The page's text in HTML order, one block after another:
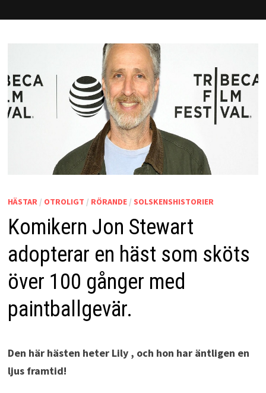
HÄSTAR/ OTROLIGT / RÖRANDE/ SOLSKENSHISTORIER
Komikern Jon Stewart
adopterar en häst som sköts
över 100 gånger med
paintballgevär.
Den här hästen heter Lily , och hon har äntligen en
ljus framtid!